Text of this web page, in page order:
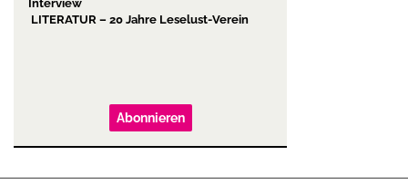
Interview
LITERATUR – 20 Jahre Leselust-Verein
Abonnieren